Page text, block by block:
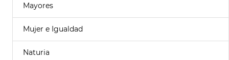
Mayores
Mujer e Igualdad
Naturia